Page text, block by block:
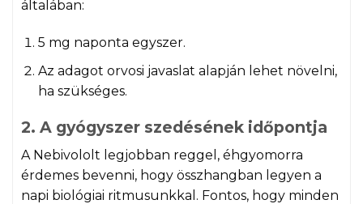
általában:
5 mg naponta egyszer.
Az adagot orvosi javaslat alapján lehet növelni,
ha szükséges.
2. A gyógyszer szedésének időpontja
A Nebivololt legjobban reggel, éhgyomorra
érdemes bevenni, hogy összhangban legyen a
napi biológiai ritmusunkkal. Fontos, hogy minden